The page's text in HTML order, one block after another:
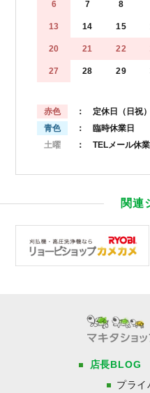
6 7 8
13 14 15
20 21 22
27 28 29
赤色
： 定休日（日祝）
青色
： 臨時休業日
土曜
： TELメール休業
関連
店長BLOG
プライ